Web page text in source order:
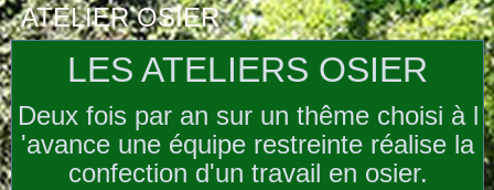
ATELIER OSIER
LES ATELIERS OSIER
Deux fois par an sur un thême choisi à l
'avance une équipe restreinte réalise la
confection d'un travail en osier.